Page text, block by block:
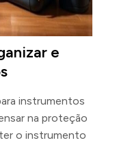
e
instrumentos
na proteção
o instrumento